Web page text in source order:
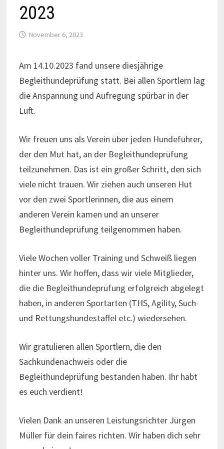
2023
November 6, 2023
Am 14.10.2023 fand unsere diesjährige
Begleithundeprüfung statt. Bei allen Sportlern lag
die Anspannung und Aufregung spürbar in der
Luft.
Wir freuen uns als Verein über jeden Hundeführer,
der den Mut hat, an der Begleithundeprüfung
teilzunehmen. Das ist ein großer Schritt, den sich
viele nicht trauen. Wir ziehen auch unseren Hut
vor den zwei Sportlerinnen, die aus einem
anderen Verein kamen und an unserer
Begleithundeprüfung teilgenommen haben.
Viele Wochen voller Training und Schweiß liegen
hinter uns. Wir hoffen, dass wir viele Mitglieder,
die die Begleithundeprüfung erfolgreich abgelegt
haben, in anderen Sportarten (THS, Agility, Such-
und Rettungshundestaffel etc.) wiedersehen.
Wir gratulieren allen Sportlern, die den
Sachkundenachweis oder die
Begleithundeprüfung bestanden haben. Ihr habt
es euch verdient!
Vielen Dank an unseren Leistungsrichter Jürgen
Müller für dein faires richten. Wir haben dich sehr